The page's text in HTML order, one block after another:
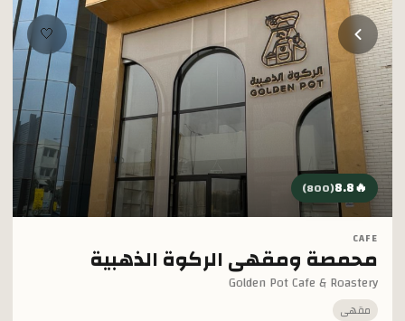
تخطي إلى المحتوى الرئيسي
🤍
🔥
8.8
(
800
)
CAFE
محمصة ومقهى الركوة الذهبية
Golden Pot Cafe & Roastery
مقهى